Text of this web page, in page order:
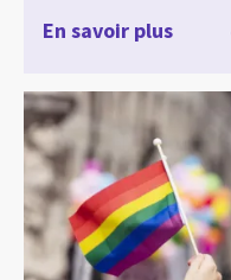
En savoir plus